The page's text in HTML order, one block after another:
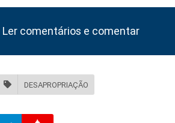
Ler comentários e comentar
DESAPROPRIAÇÃO